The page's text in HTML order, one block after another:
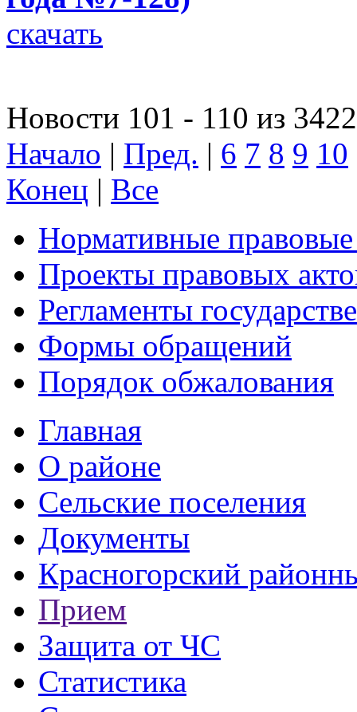
скачать
Новости 101 - 110 из 3422
Начало | Пред. | 6 7 8 9 10
Конец | Все
Нормативные
Проекты правовых
Регламенты
Формы обращений
Порядок обжалования
Главная
О районе
Сельские поселения
Документы
Красногорский
Прием
Защита от ЧС
Статистика